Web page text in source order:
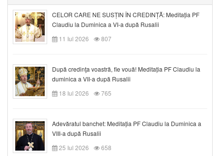
CELOR CARE NE SUSȚIN ÎN CREDINȚĂ: Meditația PF
Claudiu la Duminica a VI-a după Rusalii
11 Iul 2026
807
După credinţa voastră, fie vouă! Meditația PF Claudiu la
duminica a VII-a după Rusalii
18 Iul 2026
765
Adevăratul banchet: Meditația PF Claudiu la Duminica a
VIII-a după Rusalii
25 Iul 2026
658